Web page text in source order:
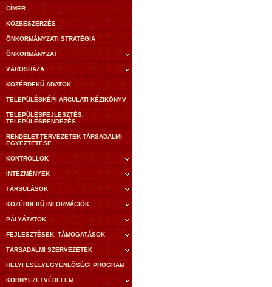
CÍMER
KÖZBESZERZÉS
ÖNKORMÁNYZATI STRATÉGIA
ÖNKORMÁNYZAT
VÁROSHÁZA
KÖZÉRDEKŰ ADATOK
TELEPÜLÉSKÉPI ARCULATI KÉZIKÖNYV
TELEPÜLÉSFEJLESZTÉS,
TELEPÜLÉSRENDEZÉS
RENDELET-TERVEZETEK TÁRSADALMI
EGYEZTETÉSE
KONTROLLOK
INTÉZMÉNYEK
TÁRSULÁSOK
KÖZÉRDEKŰ INFORMÁCIÓK
PÁLYÁZATOK
FEJLESZTÉSEK, TÁMOGATÁSOK
TÁRSADALMI SZERVEZETEK
HELYI ESÉLYEGYENLŐSÉGI PROGRAM
KÖRNYEZETVÉDELEM